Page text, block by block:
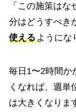
「この施策は
分はどうすべき
使えるようにな
毎日1〜2時間か
くなれば、週単
は大きくなりま